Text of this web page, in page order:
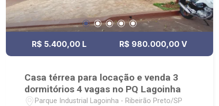
oferecemos mais proximidade com os clientes,
afim de entender seus objetivos e vontades.
Atualmente, contabilizamos mais de 2.500
cadastros de imóveis para venda, permuta e
locação, comercializando imóveis de terceiros e
própria - em uma das melhores avenidas da
cidade - Av. Professor João Fiúsa, 1147 - Alto da
Boa Vista, Ribeirão Preto - SP.
R$ 5.400,00 L R$ 980.000,00 V
Casa térrea para locação e venda 3
dormitórios 4 vagas no PQ Lagoinha
Parque Industrial Lagoinha - Ribeirão Preto/SP